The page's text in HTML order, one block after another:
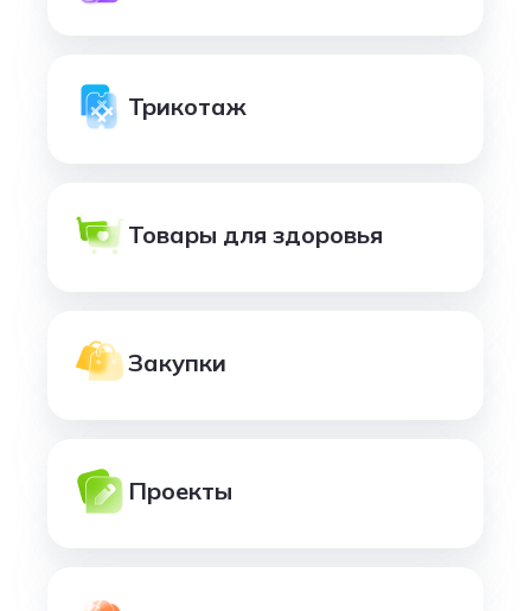
Трикотаж
Товары для здоровья
Закупки
Проекты